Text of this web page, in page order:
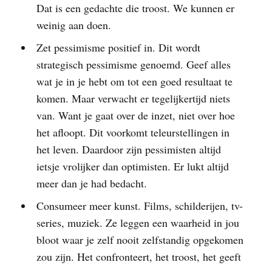
Dat is een gedachte die troost. We kunnen er
weinig aan doen.
Zet pessimisme positief in. Dit wordt
strategisch pessimisme genoemd. Geef alles
wat je in je hebt om tot een goed resultaat te
komen. Maar verwacht er tegelijkertijd niets
van. Want je gaat over de inzet, niet over hoe
het afloopt. Dit voorkomt teleurstellingen in
het leven. Daardoor zijn pessimisten altijd
ietsje vrolijker dan optimisten. Er lukt altijd
meer dan je had bedacht.
Consumeer meer kunst. Films, schilderijen, tv-
series, muziek. Ze leggen een waarheid in jou
bloot waar je zelf nooit zelfstandig opgekomen
zou zijn. Het confronteert, het troost, het geeft